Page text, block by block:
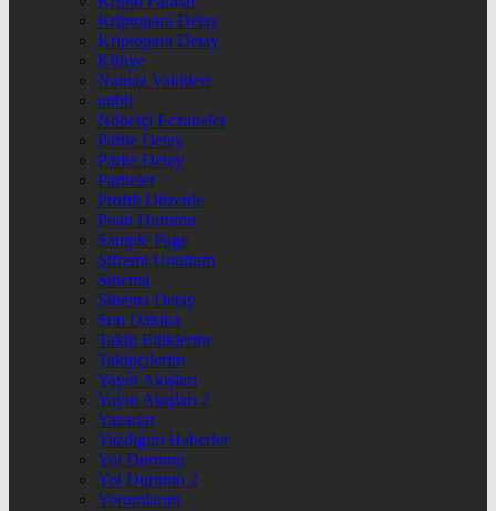
Kriptopara Detay
Kriptopara Detay
Künye
Namaz Vakitleri
nnbil
Nöbetçi Eczaneler
Parite Detay
Parite Detay
Pariteler
Profili Düzenle
Puan Durumu
Sample Page
Şifremi Unuttum
Sinema
Sinema Detay
Son Dakika
Takip Ettiklerim
Takipçilerim
Yayın Akışları
Yayın Akışları 2
Yazarlar
Yazdığım Haberler
Yol Durumu
Yol Durumu 2
Yorumlarım